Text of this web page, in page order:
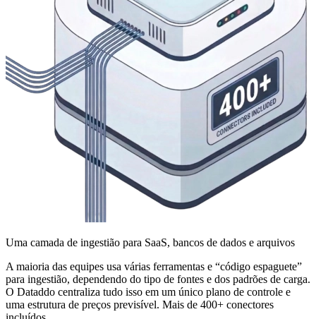
Uma camada de ingestião para SaaS, bancos de dados e arquivos
A maioria das equipes usa várias ferramentas e “código espaguete”
para ingestião, dependendo do tipo de fontes e dos padrões de carga.
O Dataddo centraliza tudo isso em um único plano de controle e
uma estrutura de preços previsível. Mais de 400+ conectores